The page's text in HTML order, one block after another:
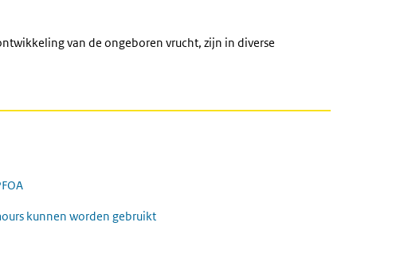
van de ongeboren vrucht, zijn in diverse
kunnen worden gebruikt